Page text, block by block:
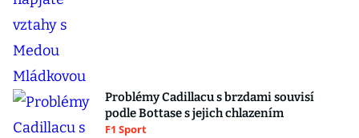
Problémy Cadillacu s brzdami souvisí
podle Bottase s jejich chlazením
F1 Sport